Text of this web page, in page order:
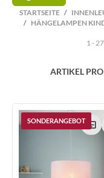
STARTSEITE
HÄNGELAMPEN
1 -
ARTIKEL PRO
SONDERANGEBOT